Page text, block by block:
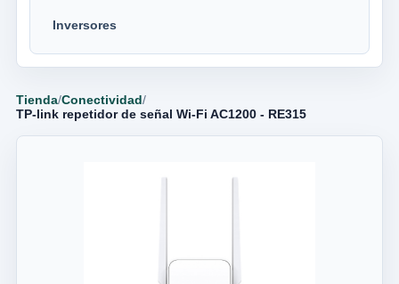
Inversores
Tienda/Conectividad/
TP-link repetidor de señal Wi-Fi AC1200 - RE315